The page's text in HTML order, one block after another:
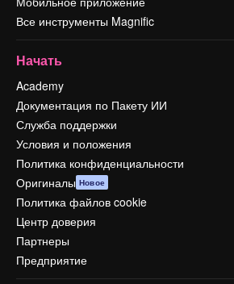
Все инструменты Magnific
Начать
Academy
Документация по Пакету ИИ
Служба поддержки
Условия и положения
Политика конфиденциальности
Оригиналы Новое
Политика файлов cookie
Центр доверия
Партнеры
Предприятие